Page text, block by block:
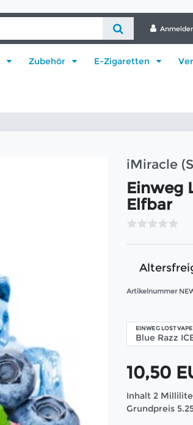
Zubehör E-Zigaretten
iMiracle
Einweg
Elfbar
Artikelnummer
EINWEG LOST
10,50
Inhalt 2
Grundpreis